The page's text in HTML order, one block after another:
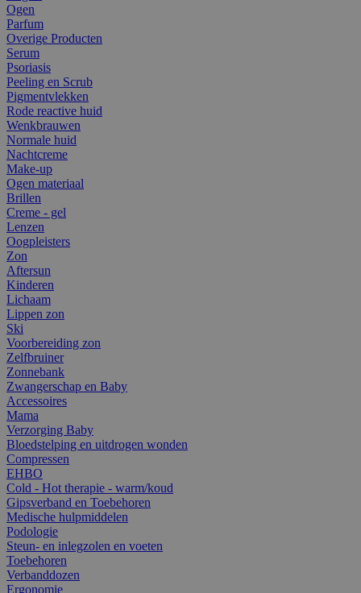
Ogen
Parfum
Overige Producten
Serum
Psoriasis
Peeling en Scrub
Pigmentvlekken
Rode reactive huid
Wenkbrauwen
Normale huid
Nachtcreme
Make-up
Ogen materiaal
Brillen
Creme - gel
Lenzen
Oogpleisters
Zon
Aftersun
Kinderen
Lichaam
Lippen zon
Ski
Voorbereiding zon
Zelfbruiner
Zonnebank
Zwangerschap en Baby
Accessoires
Mama
Verzorging Baby
Bloedstelping en uitdrogen wonden
Compressen
EHBO
Cold - Hot therapie - warm/koud
Gipsverband en Toebehoren
Medische hulpmiddelen
Podologie
Steun- en inlegzolen en voeten
Toebehoren
Verbanddozen
Ergonomie